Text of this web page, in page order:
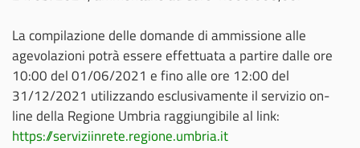
La compilazione delle domande di ammissione alle
agevolazioni potrà essere effettuata a partire dalle ore
10:00 del 01/06/2021 e fino alle ore 12:00 del
31/12/2021 utilizzando esclusivamente il servizio on-
line della Regione Umbria raggiungibile al link:
https://serviziinrete.regione.umbria.it